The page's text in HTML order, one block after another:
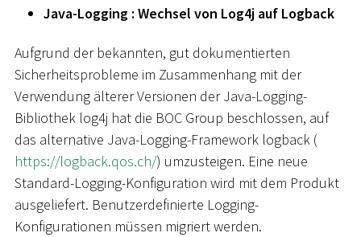
Java-Logging : Wechsel von Log4j auf Logback
Aufgrund der bekannten, gut dokumentierten
Sicherheitsprobleme im Zusammenhang mit der
Verwendung älterer Versionen der Java-Logging-
Bibliothek log4j hat die BOC Group beschlossen, auf
das alternative Java-Logging-Framework logback (
https://logback.qos.ch/) umzusteigen. Eine neue
Standard-Logging-Konfiguration wird mit dem Produkt
ausgeliefert. Benutzerdefinierte Logging-
Konfigurationen müssen migriert werden.